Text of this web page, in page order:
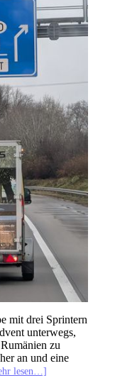
mit drei Sprintern
unterwegs,
zu
an und eine
lesen…]